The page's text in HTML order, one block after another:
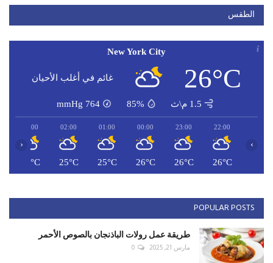
الطقس
New York City
26°C غائم في أغلب الأحيان
1.5 م\ث 85%
764
mmHg
22:00
26°C
23:00
26°C
00:00
26°C
01:00
25°C
02:00
25°C
03:00
25°C
‹ ›
POPULAR POSTS
طريقة عمل رولات الباذنجان بالصوص الأحمر
مارس 21, 2025 0